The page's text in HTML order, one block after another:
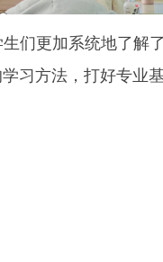
们更加系统地了解
习方法，打好专业